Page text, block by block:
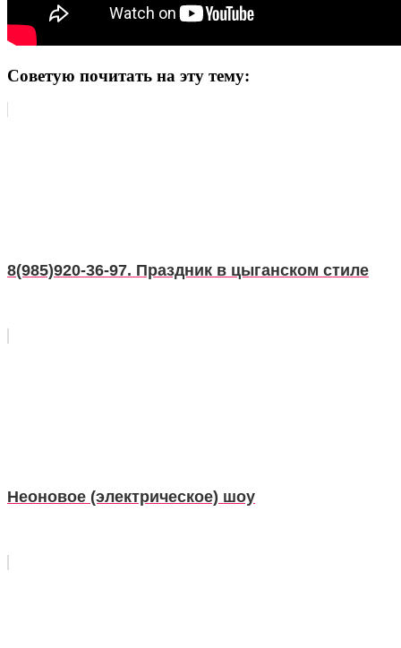
Советую почитать на эту тему:
8(985)920-36-97. Праздник в цыганском стиле
Неоновое (электрическое) шоу